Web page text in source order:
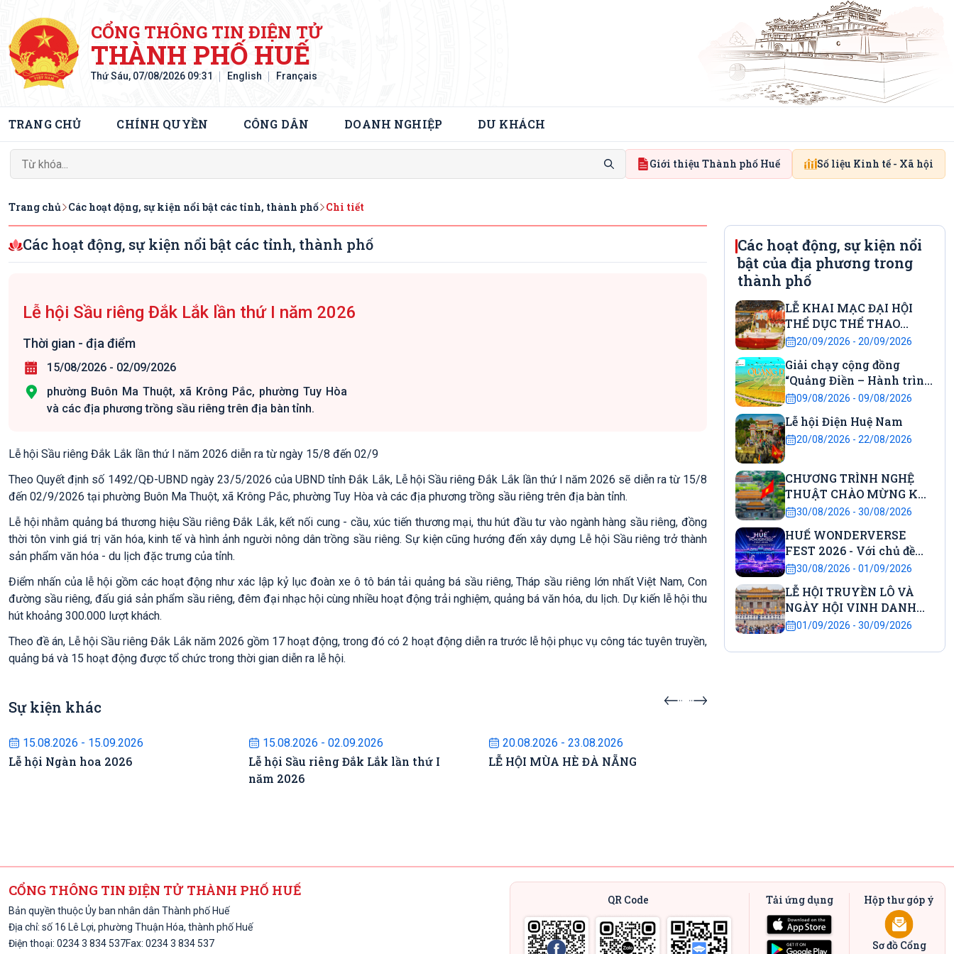
CỔNG THÔNG TIN ĐIỆN TỬ
THÀNH PHỐ HUẾ
Thứ Sáu, 07/08/2026 09:31 English Français
TRANG CHỦ CHÍNH QUYỀN CÔNG DÂN DOANH NGHIỆP DU KHÁCH
Giới thiệu Thành phố Huế Số liệu Kinh tế - Xã hội
Trang chủ Các hoạt động, sự kiện nổi bật các tỉnh, thành phố Chi tiết
Các hoạt động, sự kiện nổi bật các tỉnh, thành phố
Lễ hội Sầu riêng Đắk Lắk lần thứ I năm 2026
Thời gian - địa điểm
15/08/2026 - 02/09/2026
phường Buôn Ma Thuột, xã Krông Pắc, phường Tuy Hòa
và các địa phương trồng sầu riêng trên địa bàn tỉnh.
Lễ hội Sầu riêng Đắk Lắk lần thứ I năm 2026 diễn ra từ ngày 15/8 đến 02/9
Theo Quyết định số 1492/QĐ-UBND ngày 23/5/2026 của UBND tỉnh Đắk Lắk, Lễ hội Sầu riêng Đắk Lắk lần thứ I năm 2026 sẽ diễn ra từ 15/8
đến 02/9/2026 tại phường Buôn Ma Thuột, xã Krông Pắc, phường Tuy Hòa và các địa phương trồng sầu riêng trên địa bàn tỉnh.
Lễ hội nhằm quảng bá thương hiệu Sầu riêng Đắk Lắk, kết nối cung - cầu, xúc tiến thương mại, thu hút đầu tư vào ngành hàng sầu riêng, đồng
thời tôn vinh giá trị văn hóa, kinh tế và hình ảnh người nông dân trồng sầu riêng. Sự kiện cũng hướng đến xây dựng Lễ hội Sầu riêng trở thành
sản phẩm văn hóa - du lịch đặc trưng của tỉnh.
Điểm nhấn của lễ hội gồm các hoạt động như xác lập kỷ lục đoàn xe ô tô bán tải quảng bá sầu riêng, Tháp sầu riêng lớn nhất Việt Nam, Con
đường sầu riêng, đấu giá sản phẩm sầu riêng, đêm đại nhạc hội cùng nhiều hoạt động trải nghiệm, quảng bá văn hóa, du lịch. Dự kiến lễ hội thu
hút khoảng 300.000 lượt khách.
Theo đề án, Lễ hội Sầu riêng Đắk Lắk năm 2026 gồm 17 hoạt động, trong đó có 2 hoạt động diễn ra trước lễ hội phục vụ công tác tuyên truyền,
quảng bá và 15 hoạt động được tổ chức trong thời gian diễn ra lễ hội.
Sự kiện khácSự kiện sắp diễn ra
15.08.2026 - 15.09.2026
Lễ hội Ngàn hoa 2026
15.08.2026 - 02.09.2026
Lễ hội Sầu riêng Đắk Lắk lần thứ I
năm 2026
20.08.2026 - 23.08.2026
LỄ HỘI MÙA HÈ ĐÀ NẴNG
Các hoạt động, sự kiện nổi
bật của địa phương trong
thành phố
20/09/2026 - 20/09/2026
LỄ KHAI MẠC ĐẠI HỘI
THỂ DỤC THỂ THAO
THÀNH PHỐ HUẾ
09/08/2026 - 09/08/2026
Giải chạy cộng đồng
“Quảng Điền – Hành trình
kết nối” năm 2026.
20/08/2026 - 22/08/2026
Lễ hội Điện Huệ Nam
30/08/2026 - 30/08/2026
CHƯƠNG TRÌNH NGHỆ
THUẬT CHÀO MỪNG KỶ
NIỆM 81 NĂM CÁCH
MẠNG THÁNG 8 THÀNH
CÔNG VÀ QUỐC KHÁNH
NƯỚC CNXHCN VIỆT
NAM
30/08/2026 - 01/09/2026
HUẾ WONDERVERSE
FEST 2026 - Với chủ đề
"City Awakening – Đánh
thức Di sản"
01/09/2026 - 30/09/2026
LỄ HỘI TRUYỀN LÔ VÀ
NGÀY HỘI VINH DANH
HỌC SINH DANH DỰ
CỔNG THÔNG TIN ĐIỆN TỬ THÀNH PHỐ HUẾ
Bản quyền thuộc Ủy ban nhân dân Thành phố Huế
Địa chỉ: số 16 Lê Lợi, phường Thuận Hóa, thành phố Huế
Điện thoại: 0234 3 834 537Fax: 0234 3 834 537
QR Code Tải ứng dụng Hộp thư góp ý
Sơ đồ Cổng